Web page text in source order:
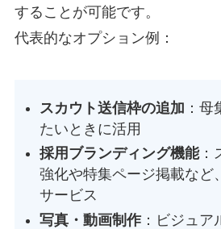
することが可能です。
代表的なオプション例：
スカウト送信枠の追加 ：
たいときに活用
採用ブランディング機能：
強化や特集ページ掲載など
サービス
写真・動画制作 ：ビジュ